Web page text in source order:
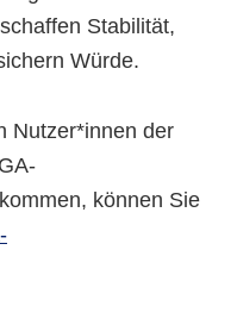
Stabilität,
Würde.
Nutzer*innen der
können Sie